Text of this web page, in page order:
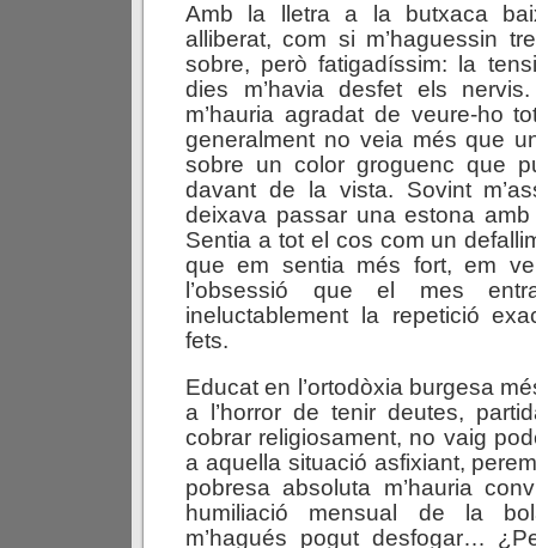
Amb la lletra a la butxaca
alliberat, com si m’haguessin
sobre, però fatigadíssim: la
dies m’havia desfet els
m’hauria agradat de veure-ho
generalment no veia més que
sobre un color groguenc que
davant de la vista. Sovint
deixava passar una estona
Sentia a tot el cos com un
que em sentia més fort, em
l’obsessió que el mes
ineluctablement la repetició
fets.
Educat en l’ortodòxia burgesa
a l’horror de tenir deutes,
cobrar religiosament, no vaig
a aquella situació asfixiant,
pobresa absoluta m’hauria
humiliació mensual de la
m’hagués pogut desfogar…